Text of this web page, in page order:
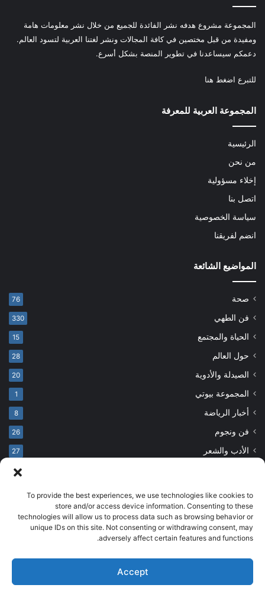
To provide the best experiences, we use technologies like cookies to
store and/or access device information. Consenting to these
technologies will allow us to process data such as browsing behavior or
unique IDs on this site. Not consenting or withdrawing consent, may
adversely affect certain features and functions.
Accept
المجموعة مشروع هدفه نشر الفائدة للجميع من خلال نشر معلومات هامة
ومفيدة من قبل مختصين في كافة المجالات ونشر لغتنا العربية لتسود العالم.
دعمكم سيساعدنا في تطوير المنصة بشكل أسرع.
للتبرع اضغط هنا
المجموعة العربية للمعرفة
الرئيسية
من نحن
إخلاء مسؤولية
اتصل بنا
سياسة الخصوصية
انضم لفريقنا
المواضيع الشائعة
صحة 76
فن الطهي 330
الحياة والمجتمع 15
حول العالم 28
الصيدلة والأدوية 20
المجموعة بيوتي 1
أخبار الرياضة 8
فن ونجوم 26
الأدب والشعر 27
© حقوق النشر 2026، جميع الحقوق محفوظة
developed by salehsounbol.com
الرئيسية
من نحن إخلاء مسؤولية اتصل بنا
انضم لفريقنا
فيسبوكبينتيريستانستقرامتيلقرام‫TikTok